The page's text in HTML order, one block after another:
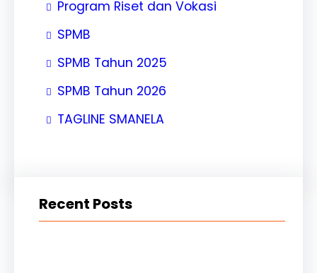
Program Riset dan Vokasi
SPMB
SPMB Tahun 2025
SPMB Tahun 2026
TAGLINE SMANELA
Recent Posts